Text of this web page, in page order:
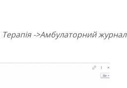
Терапія ->Амбулаторний журнал